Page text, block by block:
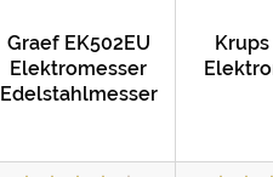
Graef EK502EU
Elektromesser
Edelstahlmesser
Krups